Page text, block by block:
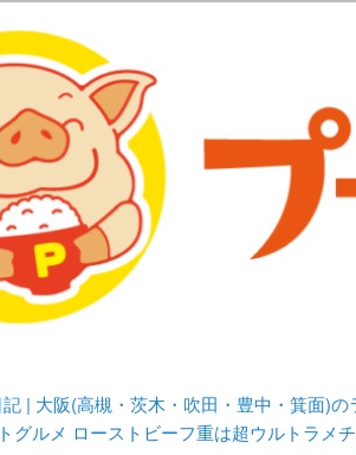
さんの満腹日記 |
・箕面)のランチ＆
す。
| 大阪(高槻・茨木・吹田・豊中・箕面)
グルメ ローストビーフ重は超ウルトラメ